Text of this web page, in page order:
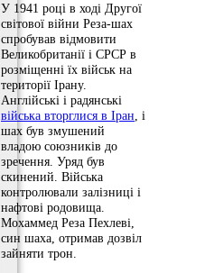
У 1941 році в ході Другої
світової війни Реза-шах
спробував відмовити
Великобританії і СРСР в
розміщенні їх військ на
території Ірану.
Англійські і радянські
війська вторглися в Іран, і
шах був змушений
владою союзників до
зречення. Уряд був
скинений. Війська
контролювали залізниці і
нафтові родовища.
Мохаммед Реза Пехлеві,
син шаха, отримав дозвіл
зайняти трон.